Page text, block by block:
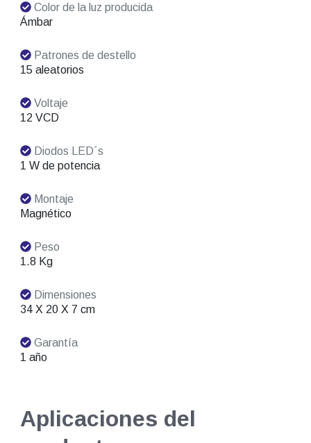
Color de la luz producida
Ámbar
Patrones de destello
15 aleatorios
Voltaje
12 VCD
Diodos LED´s
1 W de potencia
Montaje
Magnético
Peso
1.8 Kg
Dimensiones
34 X 20 X 7 cm
Garantía
1 año
Aplicaciones del